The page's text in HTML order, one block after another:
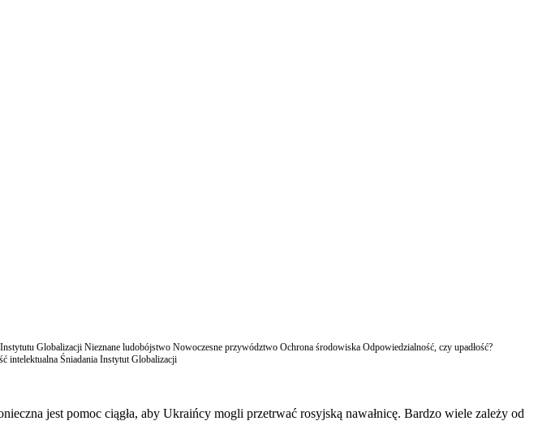
Globalizacji Nieznane ludobójstwo Nowoczesne przywództwo Ochrona środowiska Odpowiedzialność, czy upadłość?
intelektualna Śniadania Instytut Globalizacji
jest pomoc ciągła, aby Ukraińcy mogli przetrwać rosyjską nawałnicę. Bardzo wiele zależy od